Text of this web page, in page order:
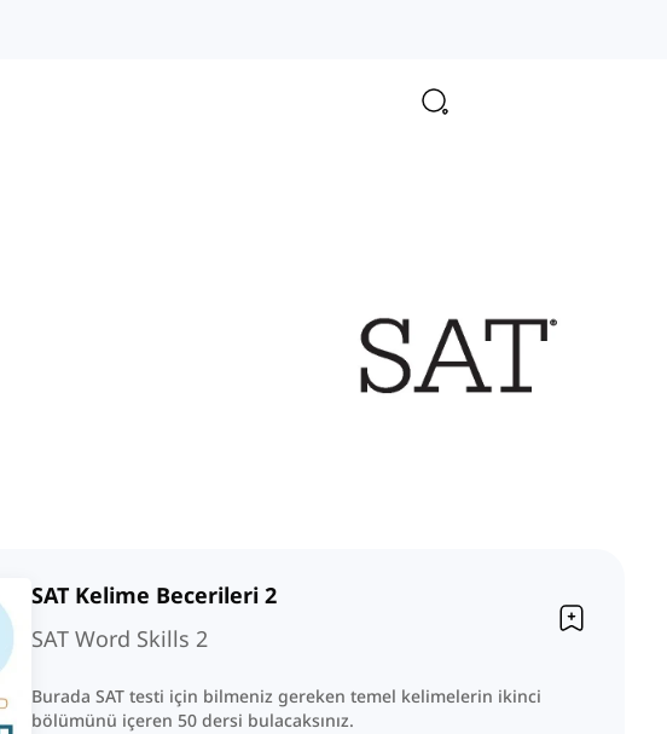
SAT Kelime Becerileri 2
SAT Word Skills 2
Burada SAT testi için bilmeniz gereken temel kelimelerin ikinci
bölümünü içeren 50 dersi bulacaksınız.